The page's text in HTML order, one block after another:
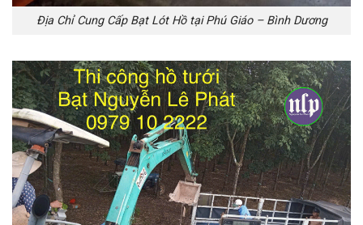
Địa Chỉ Cung Cấp Bạt Lót Hồ tại Phú Giáo – Bình Dương